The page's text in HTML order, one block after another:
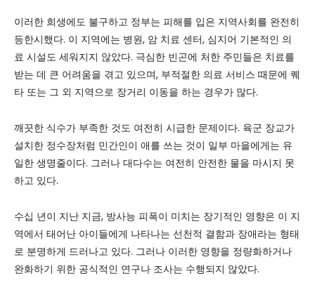
이러한 희생에도 불구하고 정부는 피해를 입은 지역사회를 완전히
등한시했다. 이 지역에는 병원, 암 치료 센터, 심지어 기본적인 의
료 시설도 세워지지 않았다. 극심한 빈곤에 처한 주민들은 치료를
받는 데 큰 어려움을 겪고 있으며, 부적절한 의료 서비스 때문에 퀘
타 또는 그 외 지역으로 장거리 이동을 하는 경우가 많다.
깨끗한 식수가 부족한 것도 여전히 시급한 문제이다. 육군 장교가
설치한 정수장처럼 민간인이 애를 쓰는 것이 일부 마을에게는 유
일한 생명줄이다. 그러나 대다수는 여전히 안전한 물을 마시지 못
하고 있다.
수십 년이 지난 지금, 방사능 피폭이 미치는 장기적인 영향은 이 지
역에서 태어난 아이들에게 나타나는 선천적 결함과 장애라는 형태
로 분명하게 드러나고 있다. 그러나 이러한 영향을 정량화하거나
완화하기 위한 공식적인 연구나 조사는 수행되지 않았다.